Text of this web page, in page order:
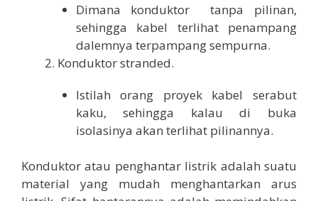
Dimana konduktor tanpa pilinan,
sehingga kabel terlihat penampang
dalemnya terpampang sempurna.
Konduktor stranded.
Istilah orang proyek kabel serabut
kaku, sehingga kalau di buka
isolasinya akan terlihat pilinannya.
Konduktor atau penghantar listrik adalah suatu
material yang mudah menghantarkan arus